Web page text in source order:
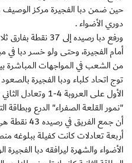
حين ضمن دبا الفجيرة مركز الوصيف
دوري الأضواء .
ورفع دبا رصيده
أمام الفجيرة، وحتى ولو خسر دبا في
من الشعب في المواجهات المباشرة
توج اتحاد كلباء ودبا الفجيرة
"نمور القلعة الصفراء" الدرع وبطاقة
أربعة تعادلات كانت كفيلة ببلوغه